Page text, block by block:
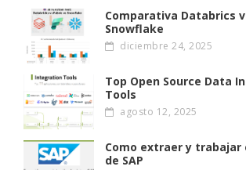
Comparativa Databrics
Snowflake
diciembre 24, 2025
Top Open Source Data
Tools
agosto 12, 2025
Como extraer y trabajar
de SAP